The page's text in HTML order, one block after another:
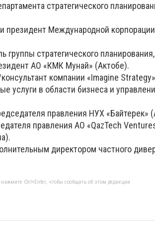
стратегического
президент Международной
группы стратегического
АО «КМК Мунай» (Актобе).
компании «Imagine
услуги в области бизнеса и
правления НУХ «Байтерек»
правления АО «QazTech
директором частного
Ctrl+Enter, чтобы сообщить об этом редакции